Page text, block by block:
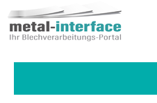
zum
Inhalt